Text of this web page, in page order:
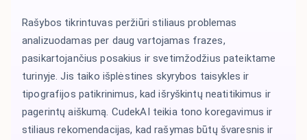
Rašybos tikrintuvas peržiūri stiliaus problemas
analizuodamas per daug vartojamas frazes,
pasikartojančius posakius ir svetimžodžius pateiktame
turinyje. Jis taiko išplėstines skyrybos taisykles ir
tipografijos patikrinimus, kad išryškintų neatitikimus ir
pagerintų aiškumą. CudekAI teikia tono koregavimus ir
stiliaus rekomendacijas, kad rašymas būtų švaresnis ir